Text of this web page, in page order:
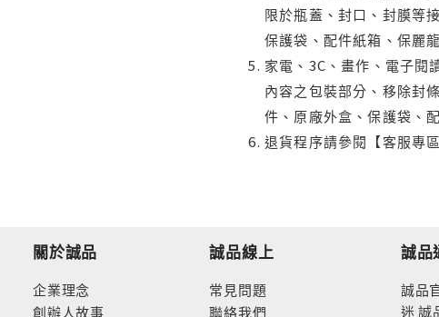
限於瓶蓋、封口、封膜等
保護袋、配件紙箱、保麗
家電、3C、畫作、電子閱
內容之包裝部分、移除封
件、原廠外盒、保護袋、
退貨程序請參閱【客服專
關於誠品
企業理念
創辦人故事
誠品線上
常見問題
聯絡我們
誠品
誠品
迷 誠